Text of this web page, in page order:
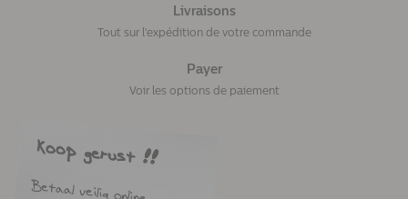
Livraisons
Tout sur l'expédition de votre commande
Payer
Voir les options de paiement